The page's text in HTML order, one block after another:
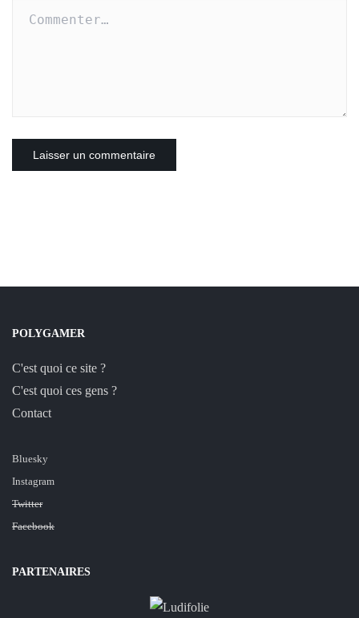
POLYGAMER
C'est quoi ce site ?
C'est quoi ces gens ?
Contact
Bluesky
Instagram
Twitter
Facebook
PARTENAIRES